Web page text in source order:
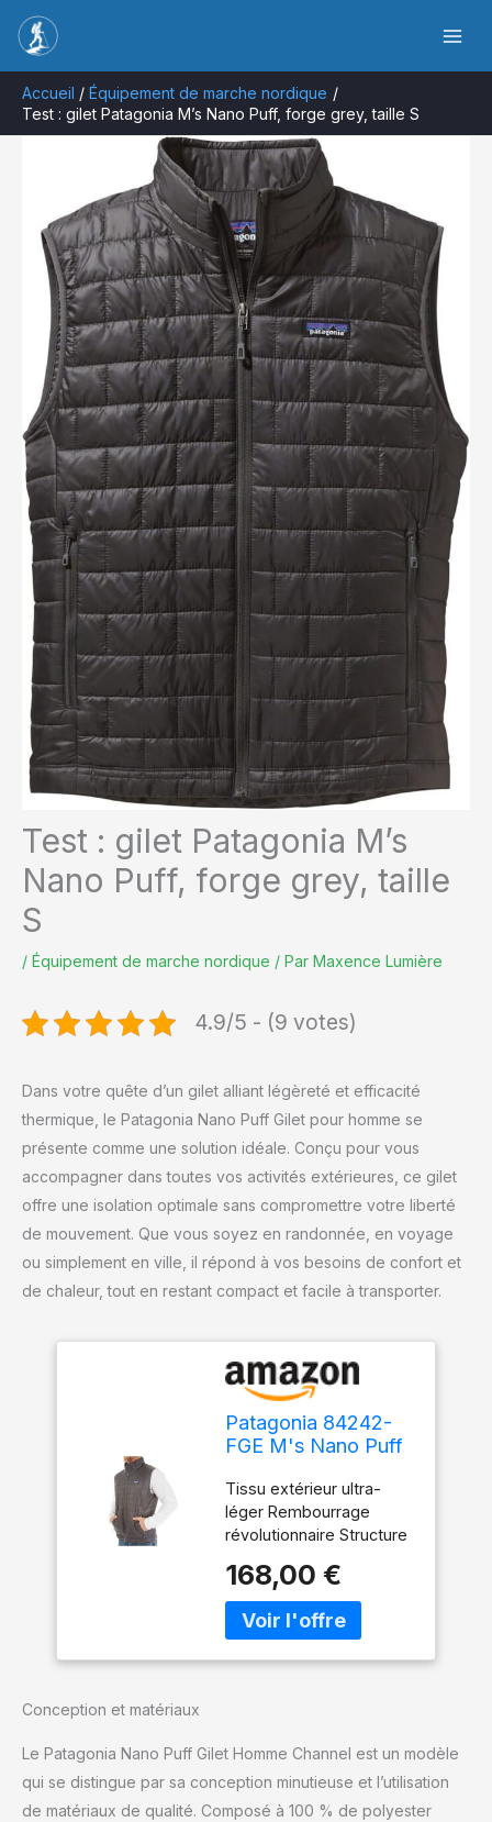
contenu
Accueil
Équipement de marche nordique
Test : gilet Patagonia M’s Nano Puff, forge grey, taille S
Test : gilet Patagonia M’s
Nano Puff, forge grey, taille
S
/ Équipement de marche nordique / Par Maxence Lumière
4.9/5 - (9 votes)
Dans votre quête d’un gilet alliant légèreté et efficacité
thermique, le Patagonia Nano Puff Gilet pour homme se
présente comme une solution idéale. Conçu pour vous
accompagner dans toutes vos activités extérieures, ce gilet
offre une isolation optimale sans compromettre votre liberté
de mouvement. Que vous soyez en randonnée, en voyage
ou simplement en ville, il répond à vos besoins de confort et
de chaleur, tout en restant compact et facile à transporter.
Patagonia 84242-
FGE M's Nano Puff
Forge Grey S
Tissu extérieur ultra-
léger Rembourrage
révolutionnaire Structure
168,00 €
Conception et matériaux
Le Patagonia Nano Puff Gilet Homme Channel est un modèle
qui se distingue par sa conception minutieuse et l’utilisation
de matériaux de qualité. Composé à 100 % de polyester
Rechercher